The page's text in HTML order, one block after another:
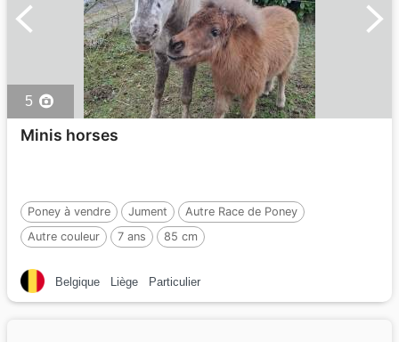
5
Minis horses
Poney à vendre Jument
Autre Race de Poney
Autre couleur
7 ans
85 cm
Belgique
Liège Particulier